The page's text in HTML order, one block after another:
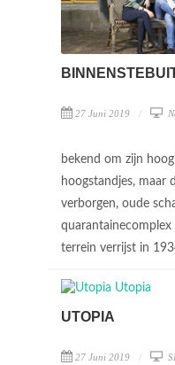
27 Juni 2019
bekend om zijn
hoogstandjes, maar
verborgen, oude
terrein verrijst in
UTOPIA
27 Juni 2019